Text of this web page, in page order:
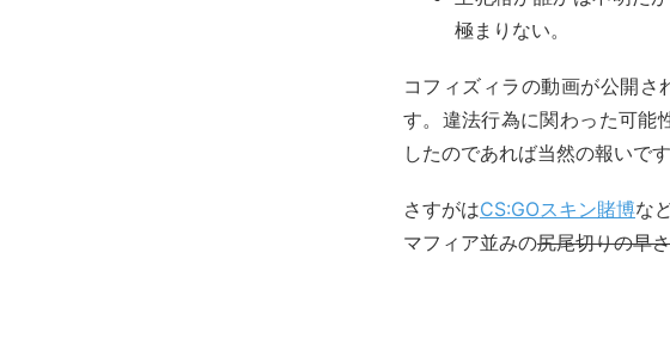
極まりない。
コフィズィラの動画が公開
す。違法行為に関わった可能
したのであれば当然の報いで
さすがはCS:GOスキン賭博な
マフィア並みの尻尾切りの早さ